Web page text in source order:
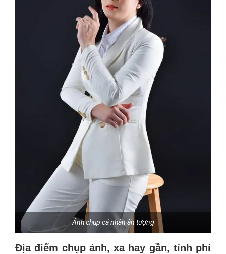
Ảnh chụp cá nhân ấn tượng
Địa điểm chụp ảnh, xa hay gần, tính phí